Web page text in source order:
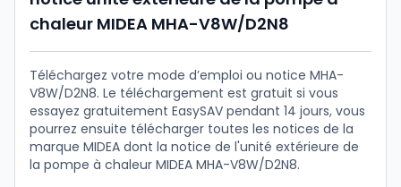
chaleur MIDEA MHA-V8W/D2N8
Téléchargez votre mode d’emploi ou notice MHA-
V8W/D2N8. Le téléchargement est gratuit si vous
essayez gratuitement EasySAV pendant 14 jours, vous
pourrez ensuite télécharger toutes les notices de la
marque MIDEA dont la notice de l'unité extérieure de
la pompe à chaleur MIDEA MHA-V8W/D2N8.